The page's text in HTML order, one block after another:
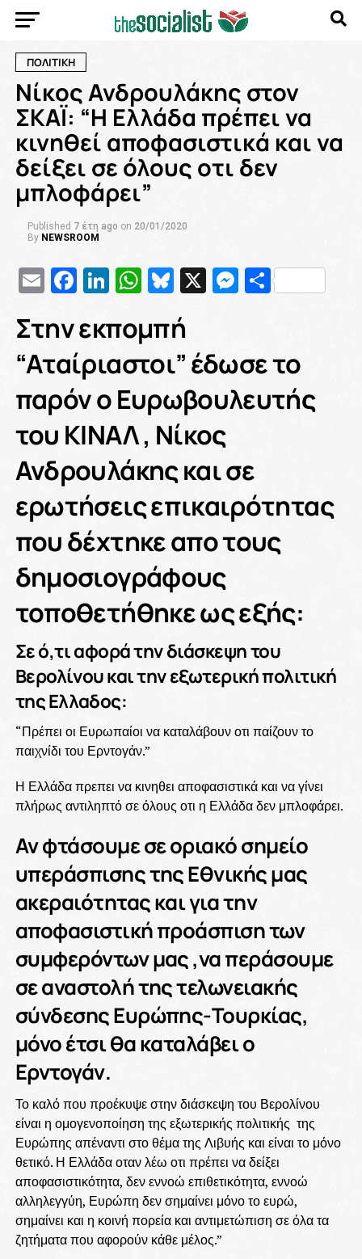
ΠΟΛΙΤΙΚΗ
Νίκος Ανδρουλάκης στον
ΣΚΑΪ: “Η Ελλάδα πρέπει να
κινηθεί αποφασιστικά και να
δείξει σε όλους οτι δεν
μπλοφάρει”
Published 7 έτη ago on 20/01/2020
By NEWSROOM
EmailFacebook
LinkedIn
WhatsApp
Bluesky
X
Στην εκπομπή
“Αταίριαστοι” έδωσε το
παρόν ο Ευρωβουλευτής
του ΚΙΝΑΛ , Νίκος
Ανδρουλάκης και σε
ερωτήσεις επικαιρότητας
που δέχτηκε απο τους
δημοσιογράφους
τοποθετήθηκε ως εξής:
Σε ό,τι αφορά την διάσκεψη του
Βερολίνου και την εξωτερική πολιτική
της Ελλαδος:
“Πρέπει οι Ευρωπαίοι να καταλάβουν οτι παίζουν το
παιχνίδι του Ερντογάν.”
Η Ελλάδα πρεπει να κινηθει αποφασιστικά και να γίνει
πλήρως αντιληπτό σε όλους οτι η Ελλάδα δεν μπλοφάρει.
Αν φτάσουμε σε οριακό σημείο
υπεράσπισης της Εθνικής μας
ακεραιότητας και για την
αποφασιστική προάσπιση των
συμφερόντων μας ,να περάσουμε
σε αναστολή της τελωνειακής
σύνδεσης Ευρώπης-Τουρκίας,
μόνο έτσι θα καταλάβει ο
Ερντογάν.
Το καλό που προέκυψε στην διάσκεψη του Βερολίνου
είναι η ομογενοποίηση της εξωτερικής πολιτικής της
Ευρώπης απέναντι στο θέμα της Λιβυής και είναι το μόνο
θετικό. Η Ελλάδα οταν λέω οτι πρέπει να δείξει
αποφασιστικότητα, δεν εννοώ επιθετικότητα, εννοώ
αλληλεγγύη, Ευρώπη δεν σημαίνει μόνο το ευρώ,
σημαίνει και η κοινή πορεία και αντιμετώπιση σε όλα τα
ζητήματα που αφορούν κάθε μέλος.”